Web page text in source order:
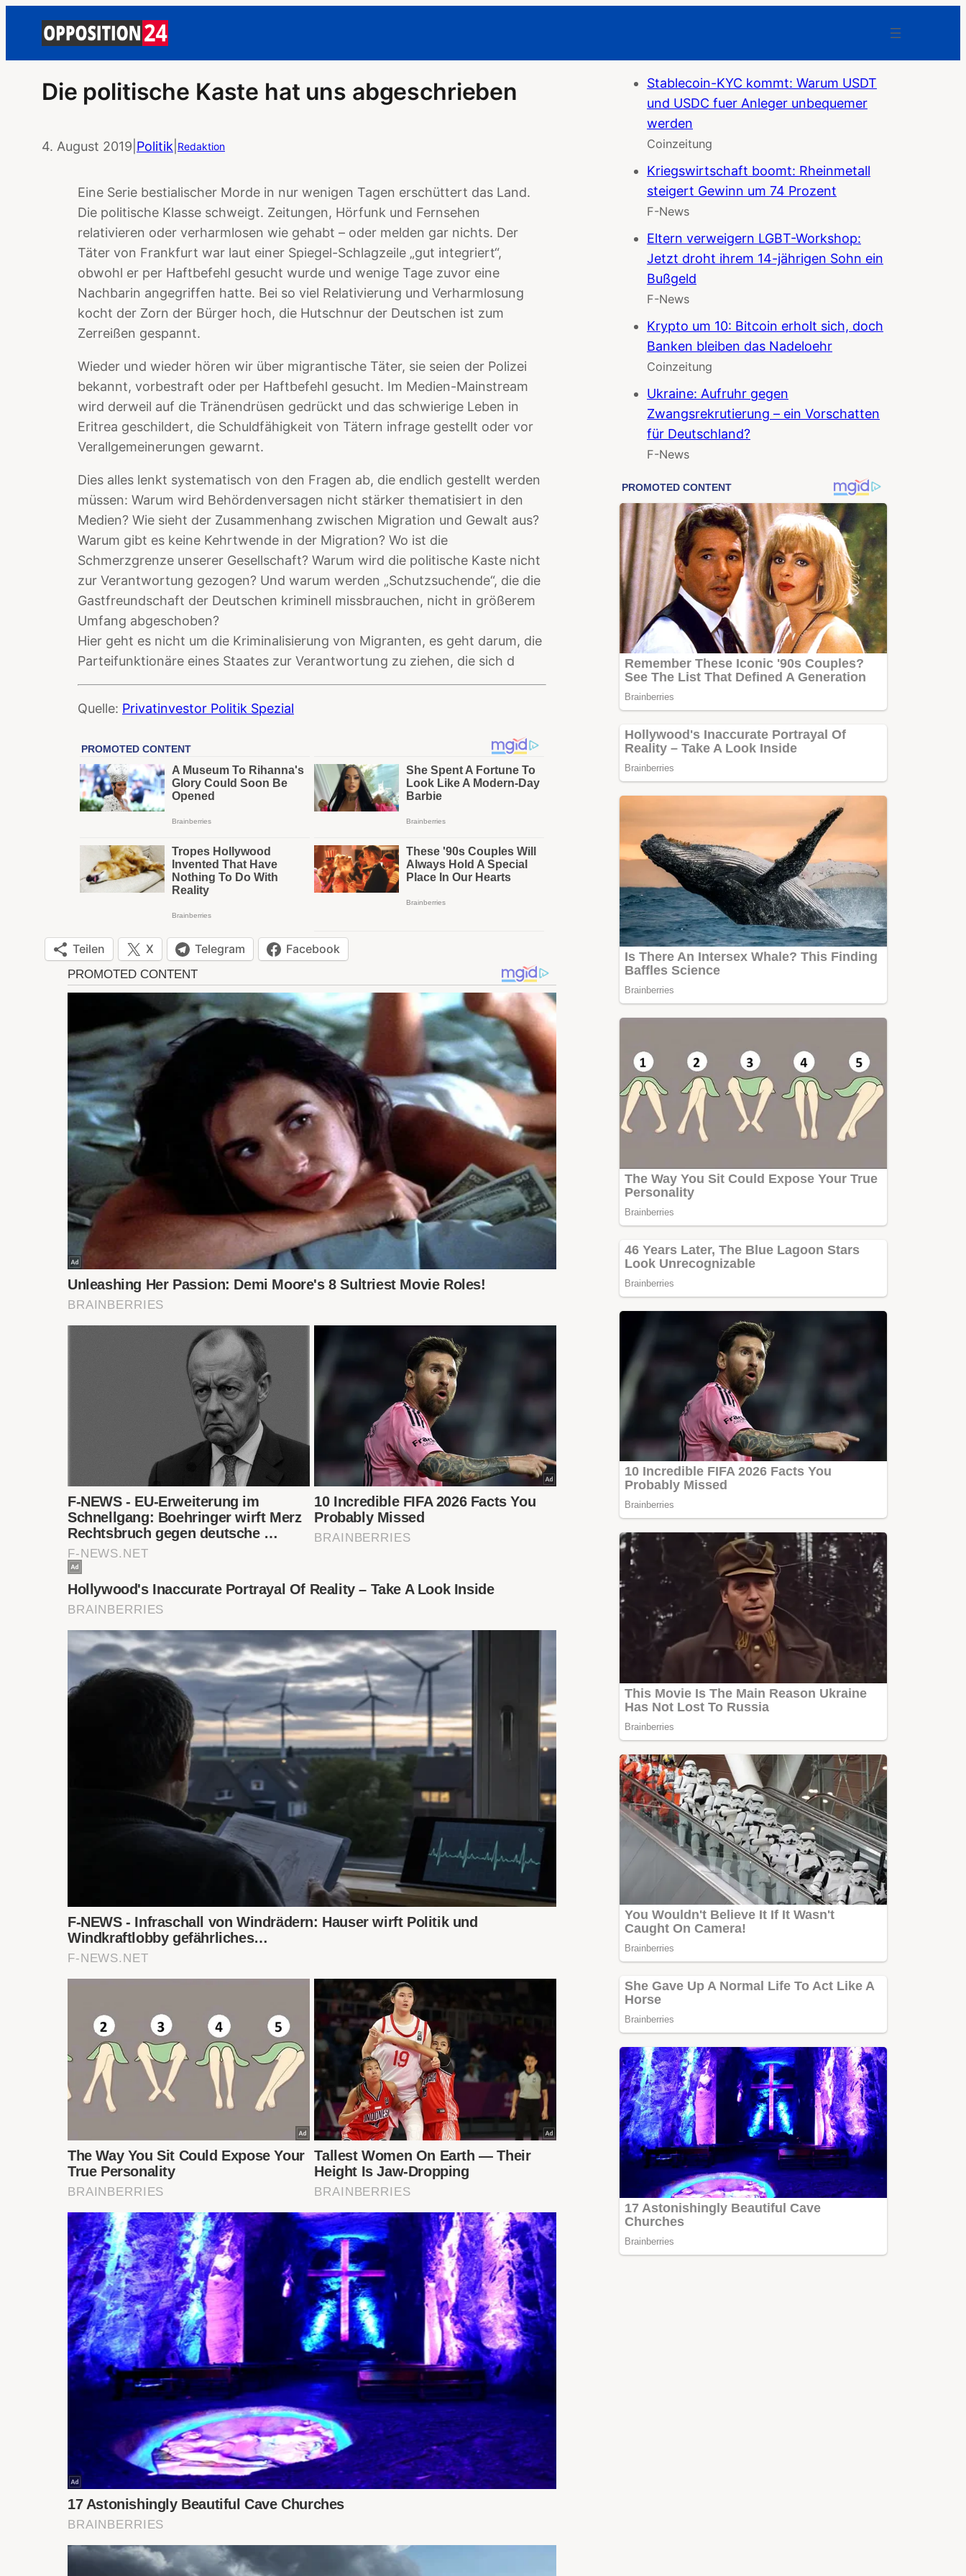
Die politische Kaste hat uns abgeschrieben
4. August 2019 Politik Redaktion
Eine Serie bestialischer Morde in nur wenigen Tagen erschüttert das Land.
Die politische Klasse schweigt. Zeitungen, Hörfunk und Fernsehen
relativieren oder verharmlosen wie gehabt – oder melden gar nichts. Der
Täter von Frankfurt war laut einer Spiegel-Schlagzeile „gut integriert“,
obwohl er per Haftbefehl gesucht wurde und wenige Tage zuvor eine
Nachbarin angegriffen hatte. Bei so viel Relativierung und Verharmlosung
kocht der Zorn der Bürger hoch, die Hutschnur der Deutschen ist zum
Zerreißen gespannt.
Wieder und wieder hören wir über migrantische Täter, sie seien der Polizei
bekannt, vorbestraft oder per Haftbefehl gesucht. Im Medien-Mainstream
wird derweil auf die Tränendrüsen gedrückt und das schwierige Leben in
Eritrea geschildert, die Schuldfähigkeit von Tätern infrage gestellt oder vor
Verallgemeinerungen gewarnt.
Dies alles lenkt systematisch von den Fragen ab, die endlich gestellt werden
müssen: Warum wird Behördenversagen nicht stärker thematisiert in den
Medien? Wie sieht der Zusammenhang zwischen Migration und Gewalt aus?
Warum gibt es keine Kehrtwende in der Migration? Wo ist die
Schmerzgrenze unserer Gesellschaft? Warum wird die politische Kaste nicht
zur Verantwortung gezogen? Und warum werden „Schutzsuchende“, die die
Gastfreundschaft der Deutschen kriminell missbrauchen, nicht in größerem
Umfang abgeschoben?
Hier geht es nicht um die Kriminalisierung von Migranten, es geht darum, die
Parteifunktionäre eines Staates zur Verantwortung zu ziehen, die sich d
Quelle: Privatinvestor Politik Spezial
Teilen X Telegram Facebook
Stablecoin-KYC kommt: Warum USDT
und USDC fuer Anleger unbequemer
werden
Coinzeitung
Kriegswirtschaft boomt: Rheinmetall
steigert Gewinn um 74 Prozent
F-News
Eltern verweigern LGBT-Workshop:
Jetzt droht ihrem 14-jährigen Sohn ein
Bußgeld
F-News
Krypto um 10: Bitcoin erholt sich, doch
Banken bleiben das Nadeloehr
Coinzeitung
Ukraine: Aufruhr gegen
Zwangsrekrutierung – ein Vorschatten
für Deutschland?
F-News